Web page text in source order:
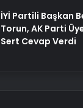
İYİ Partili Başkan
Torun, AK Parti
Sert Cevap Verdi